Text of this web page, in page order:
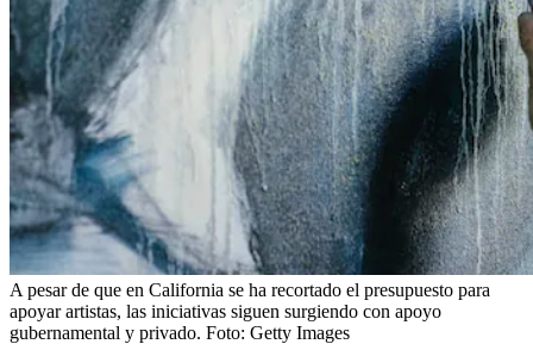
A pesar de que en California se ha recortado el presupuesto para
apoyar artistas, las iniciativas siguen surgiendo con apoyo
gubernamental y privado. Foto: Getty Images